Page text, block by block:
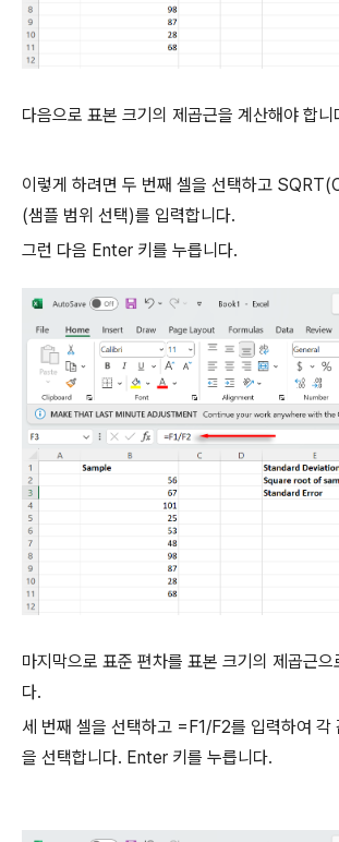
다음으로 표본 크기의 제곱근을 계산해야 합니
이렇게 하려면 두 번째 셀을 선택하고
(샘플 범위 선택)를 입력합니다.
그런 다음 Enter 키를 누릅니다.
마지막으로 표준 편차를 표본 크기의 제곱근으
다.
세 번째 셀을 선택하고 =F1/F2를 입력하여 각
을 선택합니다. Enter 키를 누릅니다.